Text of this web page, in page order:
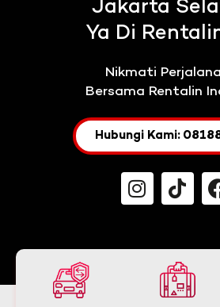
Jakarta
Ya Di
Nikmati
Bersama Rentalin
Hubungi Kami: